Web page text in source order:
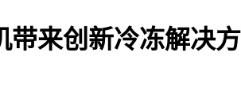
来创新冷冻解决